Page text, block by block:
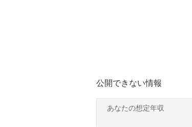
公開できない情報
あなたの想定年収